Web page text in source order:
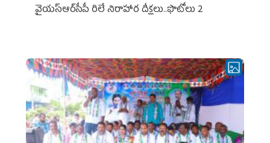
వైయ‌స్ఆర్‌సీపీ రిలే నిరాహార దీక్షలు..ఫొటోలు 2